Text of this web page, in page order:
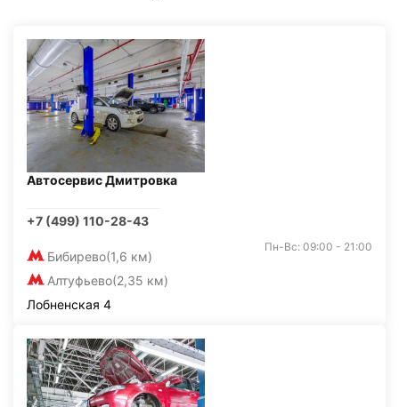
Автосервис Дмитровка
+7 (499) 110-28-43
Бибирево(1,6 км)
Алтуфьево(2,35 км)
Пн-Вс: 09:00 - 21:00
Лобненская 4